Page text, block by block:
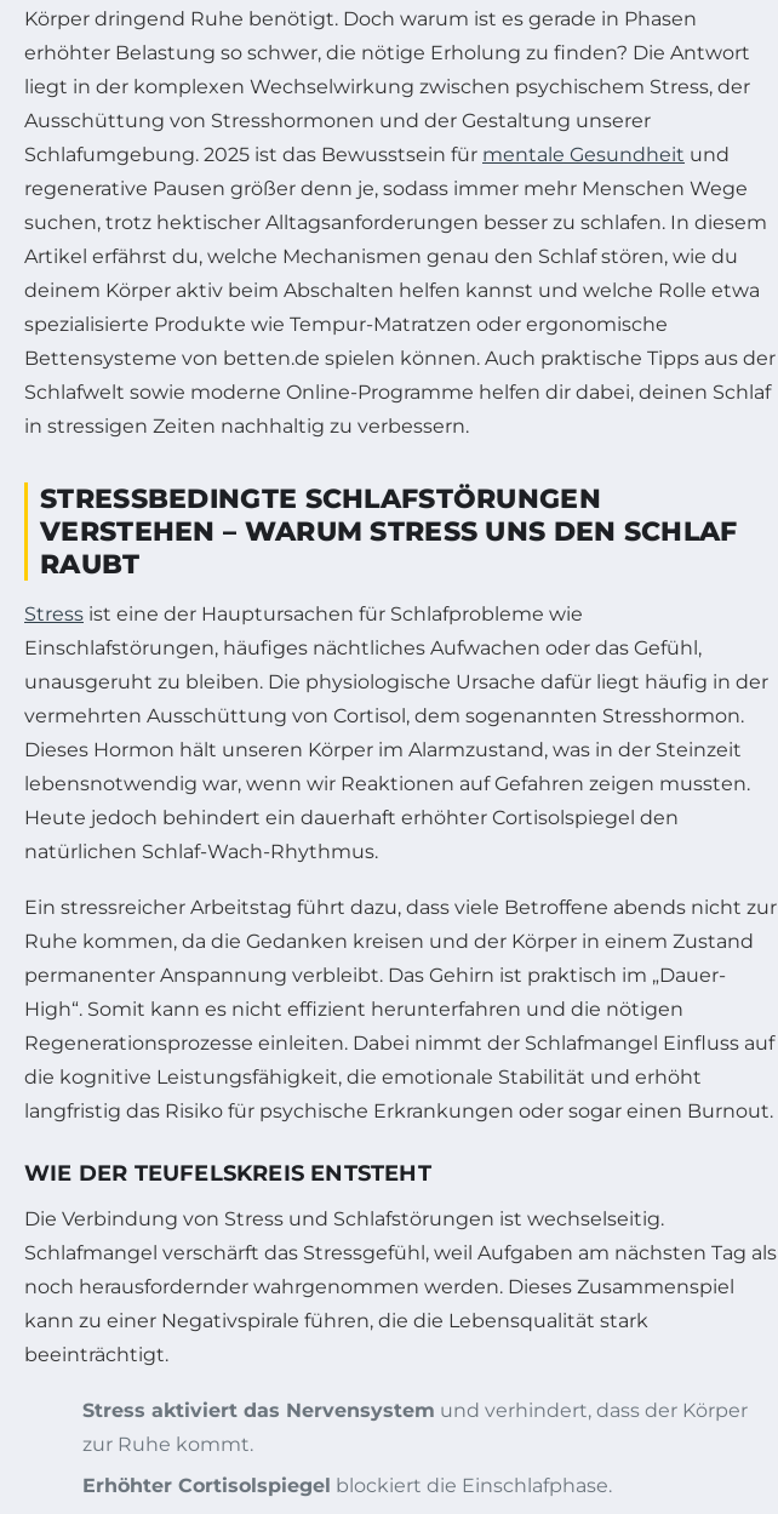
Körper dringend Ruhe benötigt. Doch warum ist es gerade in Phasen
erhöhter Belastung so schwer, die nötige Erholung zu finden? Die Antwort
liegt in der komplexen Wechselwirkung zwischen psychischem Stress, der
Ausschüttung von Stresshormonen und der Gestaltung unserer
Schlafumgebung. 2025 ist das Bewusstsein für mentale Gesundheit und
regenerative Pausen größer denn je, sodass immer mehr Menschen Wege
suchen, trotz hektischer Alltagsanforderungen besser zu schlafen. In diesem
Artikel erfährst du, welche Mechanismen genau den Schlaf stören, wie du
deinem Körper aktiv beim Abschalten helfen kannst und welche Rolle etwa
spezialisierte Produkte wie Tempur-Matratzen oder ergonomische
Bettensysteme von betten.de spielen können. Auch praktische Tipps aus der
Schlafwelt sowie moderne Online-Programme helfen dir dabei, deinen Schlaf
in stressigen Zeiten nachhaltig zu verbessern.
STRESSBEDINGTE SCHLAFSTÖRUNGEN
VERSTEHEN – WARUM STRESS UNS DEN SCHLAF
RAUBT
Stress ist eine der Hauptursachen für Schlafprobleme wie
Einschlafstörungen, häufiges nächtliches Aufwachen oder das Gefühl,
unausgeruht zu bleiben. Die physiologische Ursache dafür liegt häufig in der
vermehrten Ausschüttung von Cortisol, dem sogenannten Stresshormon.
Dieses Hormon hält unseren Körper im Alarmzustand, was in der Steinzeit
lebensnotwendig war, wenn wir Reaktionen auf Gefahren zeigen mussten.
Heute jedoch behindert ein dauerhaft erhöhter Cortisolspiegel den
natürlichen Schlaf-Wach-Rhythmus.
Ein stressreicher Arbeitstag führt dazu, dass viele Betroffene abends nicht zur
Ruhe kommen, da die Gedanken kreisen und der Körper in einem Zustand
permanenter Anspannung verbleibt. Das Gehirn ist praktisch im „Dauer-
High“. Somit kann es nicht effizient herunterfahren und die nötigen
Regenerationsprozesse einleiten. Dabei nimmt der Schlafmangel Einfluss auf
die kognitive Leistungsfähigkeit, die emotionale Stabilität und erhöht
langfristig das Risiko für psychische Erkrankungen oder sogar einen Burnout.
WIE DER TEUFELSKREIS ENTSTEHT
Die Verbindung von Stress und Schlafstörungen ist wechselseitig.
Schlafmangel verschärft das Stressgefühl, weil Aufgaben am nächsten Tag als
noch herausfordernder wahrgenommen werden. Dieses Zusammenspiel
kann zu einer Negativspirale führen, die die Lebensqualität stark
beeinträchtigt.
Stress aktiviert das Nervensystem und verhindert, dass der Körper
zur Ruhe kommt.
Erhöhter Cortisolspiegel blockiert die Einschlafphase.